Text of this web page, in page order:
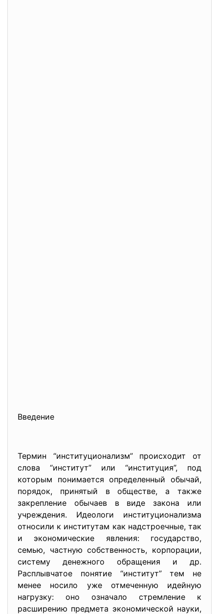
Введение
Термин “институционализм” происходит от
слова “институт” или “институция”, под
которым понимается определенный обычай,
порядок, принятый в обществе, а также
закрепление обычаев в виде закона или
учреждения. Идеологи институционализма
относили к институтам как надстроечные, так
и экономические явления: государство,
семью, частную собственность, корпорации,
систему денежного обращения и др.
Расплывчатое понятие “институт” тем не
менее носило уже отмеченную идейную
нагрузку: оно означало стремление к
расширению предмета экономической науки,